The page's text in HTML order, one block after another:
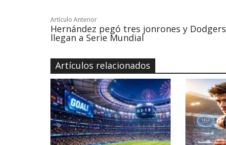
Artículo Anterior
Hernández pegó tres jonrones y Dodgers
llegan a Serie Mundial
Artículos relacionados